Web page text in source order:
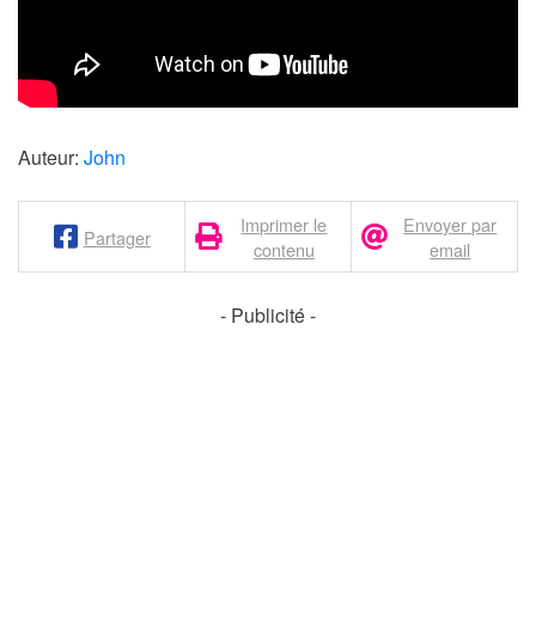
Auteur: John
Partager
Imprimer le
contenu
Envoyer par
email
- Publicité -